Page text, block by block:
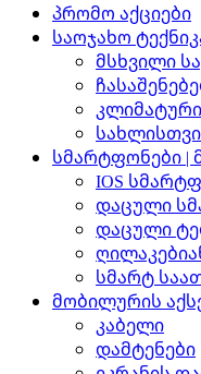
პრომო აქციები
საოჯახო
მსხვილი
სმარტფონები |
IOS
დაცული
დაცული
სმარტ
მობილურის
კაბელი
დამტენები